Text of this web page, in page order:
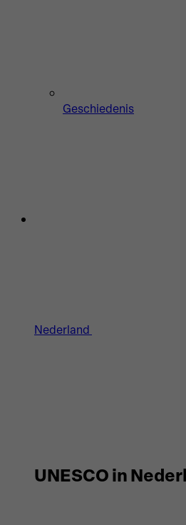
Geschiedenis
Nederland
UNESCO in